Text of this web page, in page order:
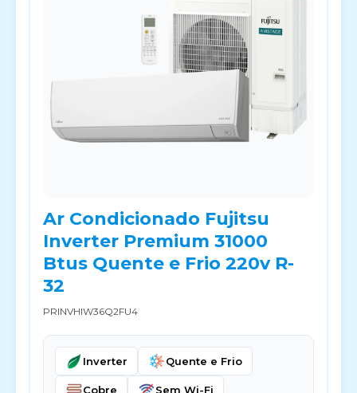
Ar Condicionado Fujitsu
Inverter Premium 31000
Btus Quente e Frio 220v R-
32
PRINVHIW36Q2FU4
Inverter Quente e Frio
Cobre Sem Wi-Fi